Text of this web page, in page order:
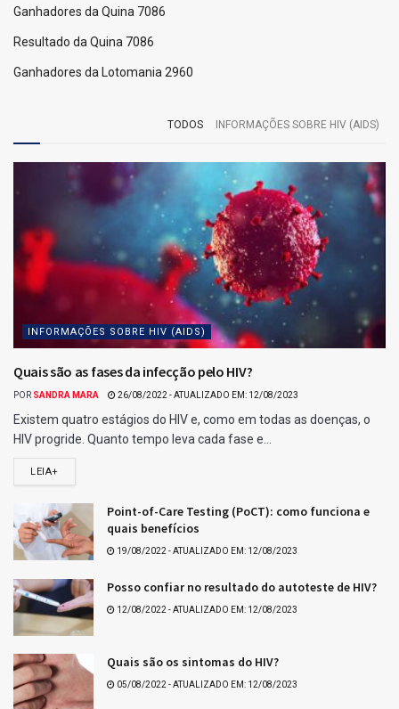
Ganhadores da Quina 7086
Resultado da Quina 7086
Ganhadores da Lotomania 2960
TODOS INFORMAÇÕES SOBRE HIV (AIDS)
INFORMAÇÕES SOBRE HIV (AIDS)
Quais são as fases da infecção pelo HIV?
POR SANDRA MARA 26/08/2022 - ATUALIZADO EM: 12/08/2023
Existem quatro estágios do HIV e, como em todas as doenças, o
HIV progride. Quanto tempo leva cada fase e...
LEIA+
Point-of-Care Testing (PoCT): como funciona e
quais benefícios
19/08/2022 - ATUALIZADO EM: 12/08/2023
Posso confiar no resultado do autoteste de HIV?
12/08/2022 - ATUALIZADO EM: 12/08/2023
Quais são os sintomas do HIV?
05/08/2022 - ATUALIZADO EM: 12/08/2023